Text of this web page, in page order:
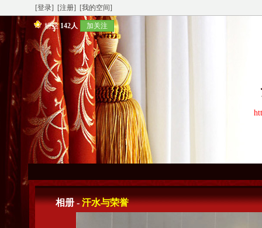
[登录] [注册] [我的空间]
粉丝142人 加关注
相册 -汗水与荣誉